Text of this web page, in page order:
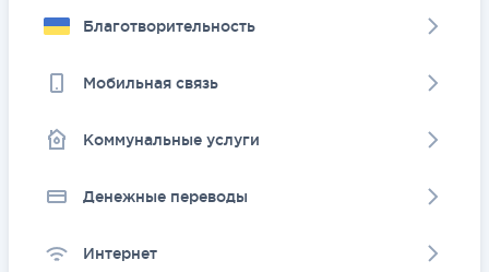
Благотворительность
Мобильная связь
Коммунальные услуги
Денежные переводы
Интернет